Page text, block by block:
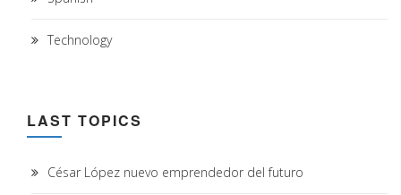
Technology
LAST TOPICS
César López nuevo emprendedor del futuro